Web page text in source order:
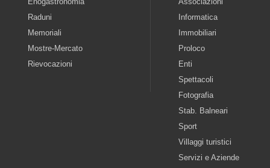
Raduni
Memoriali
Mostre-Mercato
Rievocazioni
Informatica
Immobiliari
Proloco
Enti
Spettacoli
Fotografia
Stab. Balneari
Sport
Villaggi turistici
Servizi e Aziende